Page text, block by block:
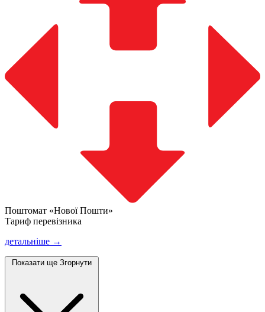
Поштомат «Нової Пошти»
Тариф перевізника
детальніше →
Показати ще Згорнути